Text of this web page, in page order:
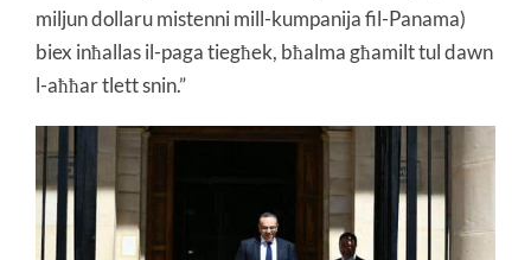
miljun dollaru mistenni mill-kumpanija fil-Panama)
biex inħallas il-paga tiegħek, bħalma għamilt tul dawn
l-aħħar tlett snin.”